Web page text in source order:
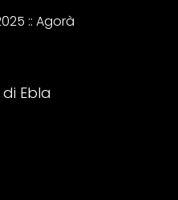
:: Agorà
Ebla